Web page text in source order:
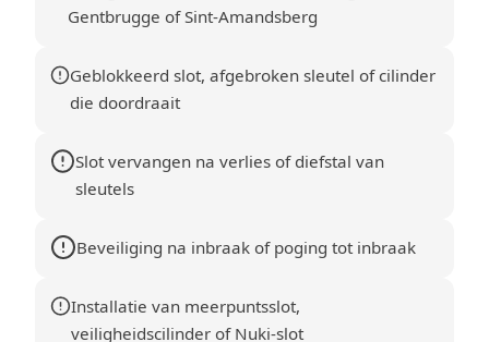
Gentbrugge of Sint-Amandsberg
Geblokkeerd slot, afgebroken sleutel of cilinder
die doordraait
Slot vervangen na verlies of diefstal van
sleutels
Beveiliging na inbraak of poging tot inbraak
Installatie van meerpuntsslot,
veiligheidscilinder of Nuki-slot